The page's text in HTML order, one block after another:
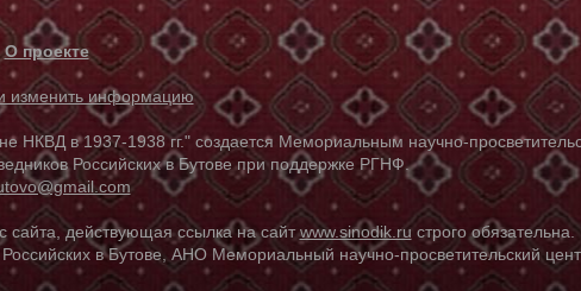
О проекте
изменить информацию
в 1937-1938 гг." создается Мемориальным научно-
Российских в Бутове при поддержке РГНФ.
сайта, действующая ссылка на сайтwww.sinodik.ru строго обязательна.
в Бутове, АНО Мемориальный научно-просветительский